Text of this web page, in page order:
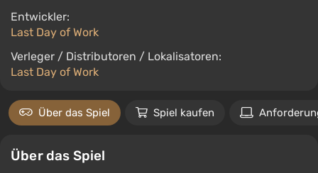
Entwickler:
Last Day of Work
Verleger / Distributoren / Lokalisatoren:
Last Day of Work
Über das Spiel Spiel kaufen
Über das Spiel